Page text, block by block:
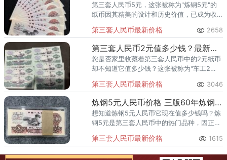
第三套人民币5元，这张被称为"炼钢5元"的
纸币因其精美的设计和历史价值，已成为收
三套人民币5元纸币的价格因版本和品相差异
很
第三套人民币最新价格 2658
第三套人民币2元值多少钱？最新价格一览
您是否家里收藏着第三套人民币中的2元纸币
却不知道它值多少钱？这张被称为"车工2
为收藏市场的热门品种。根据最新市场行
情，第
第三套人民币最新价格 3046
炼钢5元人民币价格 三版60年炼钢5元值多少钱
想知道炼钢5元人民币它现在值多少钱吗？炼
钢5元是第三套人民币中的热门品种，因正面
发行，2000年退市，兼具历史意义和艺术价
第三套人民币最新价格 1615